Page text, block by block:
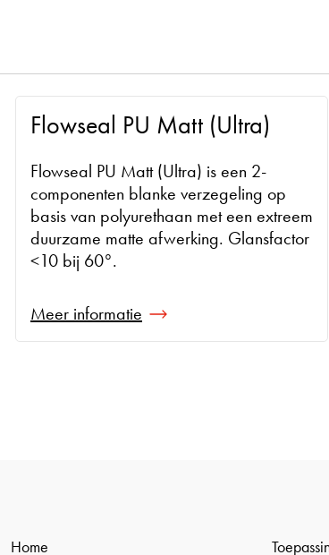
Flowseal PU Matt (Ultra)
Flowseal PU Matt (Ultra) is een 2-
componenten blanke verzegeling op
basis van polyurethaan met een extreem
duurzame matte afwerking. Glansfactor
<10 bij 60°.
Meer informatie
Home